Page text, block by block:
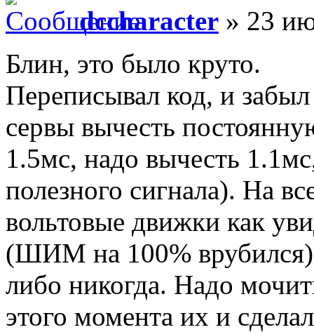
dccharacter » 23
Блин, это было круто.
Переписывал код, и
сервы вычесть
1.5мс, надо вычесть
полезного сигнала). На
вольтовые движки как
(ШИМ на 100%
либо никогда. Надо
этого момента их и